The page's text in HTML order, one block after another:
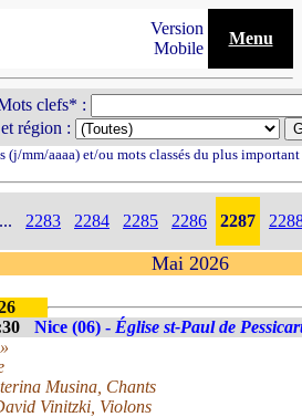
Version
Mobile
Menu
clefs* :
et région :
(j/mm/aaaa) et/ou mots classés du plus
... 2283 2284 2285 2286 2287
Mai 2026
Nice (06) - Église st-Paul de
Musina, Chants
Vinitzki, Violons